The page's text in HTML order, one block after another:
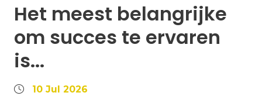
Het meest belangrijke
om succes te ervaren
is...
10 Jul 2026